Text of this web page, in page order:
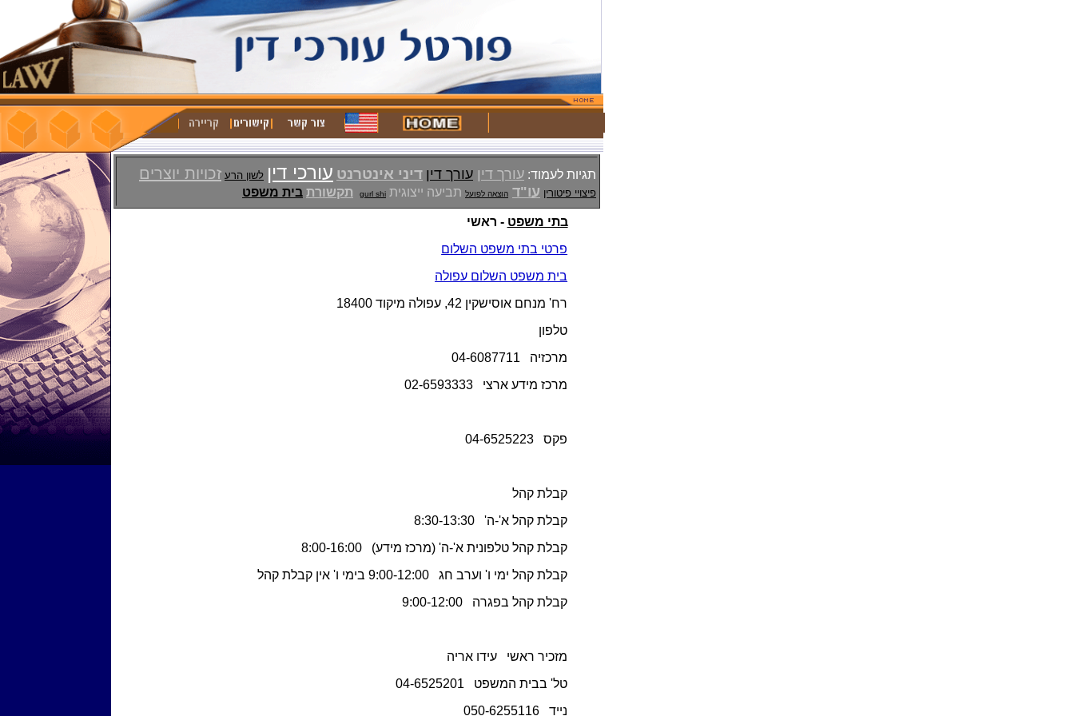
תגיות לעמוד: עורך דין עורך דין דיני אינטרנט עורכי דין לשון הרע זכויות יוצרים
פיצויי פיטורין עו"ד הוצאה לפועל תביעה ייצוגית gurl shi תקשורת בית משפט
בתי משפט - ראשי
פרטי בתי משפט השלום
בית משפט השלום עפולה
רח' מנחם אוסישקין 42, עפולה מיקוד 18400
טלפון
מרכזיה 04-6087711
מרכז מידע ארצי 02-6593333
פקס 04-6525223
קבלת קהל
קבלת קהל א'-ה' 8:30-13:30
קבלת קהל טלפונית א'-ה' (מרכז מידע) 8:00-16:00
קבלת קהל ימי ו' וערב חג 9:00-12:00 בימי ו' אין קבלת קהל
קבלת קהל בפגרה 9:00-12:00
מזכיר ראשי עידו אריה
טל' בבית המשפט 04-6525201
נייד 050-6255116